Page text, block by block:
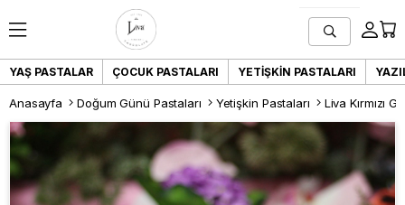
YAŞ PASTALAR ÇOCUK PASTALARI YETIŞKIN PASTALARI
Anasayfa Doğum Günü Pastaları Yetişkin Pastaları Liva Kırmızı